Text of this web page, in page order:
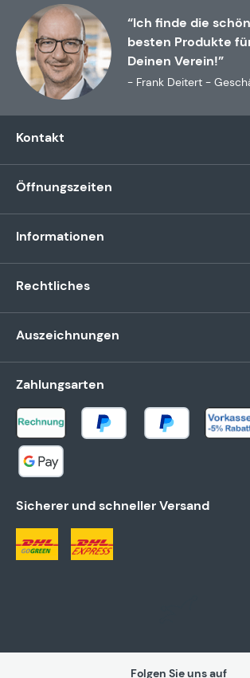
“Ich finde die
besten Produkte
Deinen Verein!”
- Frank Deitert -
Kontakt
Öffnungszeiten
Informationen
Rechtliches
Auszeichnungen
Zahlungsarten
Sicherer und schneller Versand
Folgen Sie uns auf